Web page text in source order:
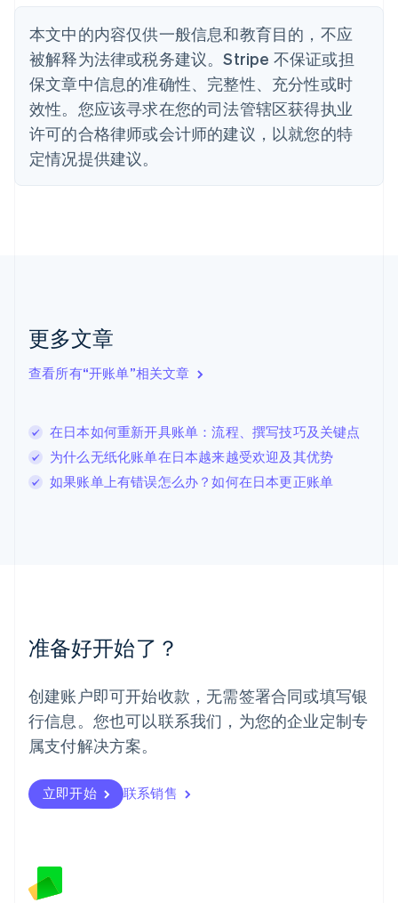
本文中的内容仅供一般信息和教育目的，不应
被解释为法律或税务建议。Stripe 不保证或担
保文章中信息的准确性、完整性、充分性或时
效性。您应该寻求在您的司法管辖区获得执业
许可的合格律师或会计师的建议，以就您的特
定情况提供建议。
更多文章
查看所有“开账单”相关文章
在日本如何重新开具账单：流程、撰写技巧及关键点
为什么无纸化账单在日本越来越受欢迎及其优势
如果账单上有错误怎么办？如何在日本更正账单
准备好开始了？
创建账户即可开始收款，无需签署合同或填写银
行信息。您也可以联系我们，为您的企业定制专
属支付解决方案。
立即开始 联系销售
丹麦
English
德国
DeutschEnglish
法国
芬兰
English Svenska
荷兰
立陶宛
列支敦士登
Français DeutschEnglish
罗马尼亚
English
马尔他
English
葡萄牙
日本
日本語 English
瑞典
SvenskaEnglish
Deutsch FrançaisItaliano English
塞浦路斯
English